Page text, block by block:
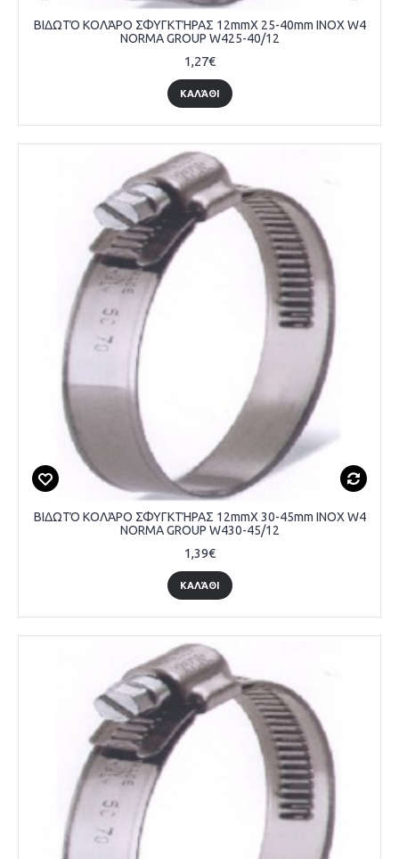
ΒΙΔΩΤΌ ΚΟΛΆΡΟ ΣΦΥΓΚΤΉΡΑΣ 12mmX 25-40mm INOX W4
NORMA GROUP W425-40/12
1,27€
ΚΑΛΆΘΙ
ΒΙΔΩΤΌ ΚΟΛΆΡΟ ΣΦΥΓΚΤΉΡΑΣ 12mmX 30-45mm INOX W4
NORMA GROUP W430-45/12
1,39€
ΚΑΛΆΘΙ